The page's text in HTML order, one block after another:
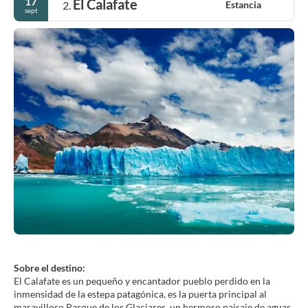
sept 2. El Calafate Estancia
Sobre el destino:
El Calafate es un pequeño y encantador pueblo perdido en la
inmensidad de la estepa patagónica, es la puerta principal al